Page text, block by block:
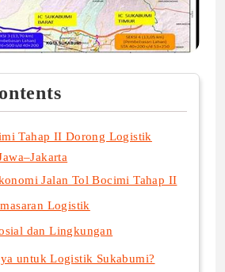
Tahap II Dorong Logistik
Jalan Tol Bocimi Tahap II
Logistik
dan Lingkungan
untuk Logistik Sukabumi?